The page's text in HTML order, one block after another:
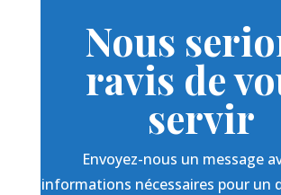
Nous
ravis de
servir
Envoyez-nous un message
informations nécessaires pour un